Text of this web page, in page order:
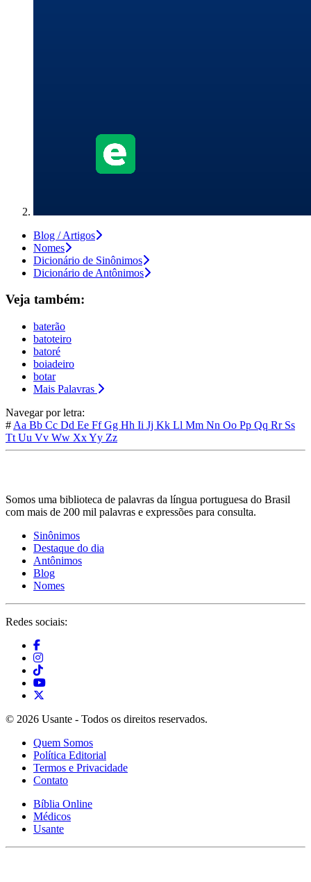
Blog / Artigos
Nomes
Dicionário de Sinônimos
Dicionário de Antônimos
Veja também:
baterão
batoteiro
batoré
boiadeiro
botar
Mais Palavras
Navegar por letra:
# Aa Bb Cc Dd Ee FfGg Hh Ii Jj Kk Ll Mm Nn Oo Pp Qq Rr Ss
Tt Uu Vv Ww XxYy Zz
Somos uma biblioteca de palavras da língua portuguesa do Brasil
com mais de 200 mil palavras e expressões para consulta.
Sinônimos
Destaque do dia
Antônimos
Blog
Nomes
Redes sociais:
© 2026 Usante - Todos os direitos reservados.
Quem Somos
Política Editorial
Termos e Privacidade
Contato
Bíblia Online
Médicos
Usante